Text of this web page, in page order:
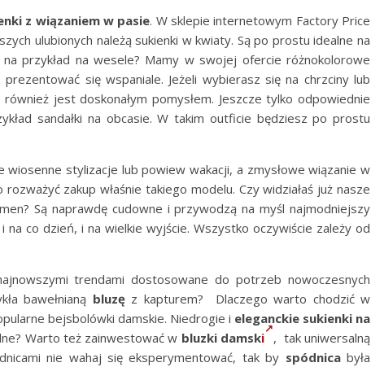
z wiązaniem w pasie. W sklepie internetowym Factory Price
ulubionych należą sukienki w kwiaty. Są po prostu idealne na
przykład na wesele? Mamy w swojej ofercie różnokolorowe
się wspaniale. Jeżeli wybierasz się na chrzciny lub
jest doskonałym pomysłem. Jeszcze tylko odpowiednie
sandałki na obcasie. W takim outficie będziesz po prostu
stylizacje lub powiew wakacji, a zmysłowe wiązanie w
zakup właśnie takiego modelu. Czy widziałaś już nasze
Są naprawdę cudowne i przywodzą na myśl najmodniejszy
na co dzień, i na wielkie wyjście. Wszystko oczywiście zależy od
trendami dostosowane do potrzeb nowoczesnych
bawełnianą bluzęz kapturem? Dlaczego warto chodzić w
bejsbolówki damskie. Niedrogie i eleganckie sukienki na
Warto też zainwestować w bluzki damski , tak uniwersalną
nie wahaj się eksperymentować, tak by spódnicabyła